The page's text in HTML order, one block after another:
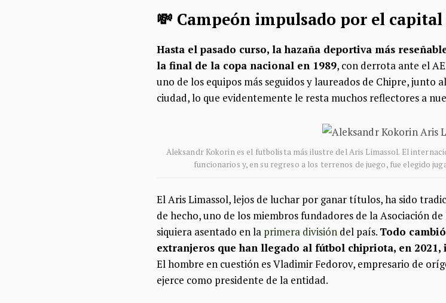
💸 Campeón impulsado por el
Hasta el pasado curso, la hazaña deportiva más
la final de la copa nacional en 1989, con derrota ante el
uno de los equipos más seguidos y laureados de Chipre, junto
ciudad, lo que evidentemente le resta muchos reflectores a
Aleksandr Kokorin es el futbolista más ilustre del Aris Limassol. El
funcionarios y, en su regreso a los terrenos de juego, fue elegido
El Aris Limassol, lejos de luchar por ganar títulos, ha sido
de hecho, uno de los miembros fundadores de la Asociación
siquiera asentado en la primera división del país. Todo
extranjeros que han llegado al fútbol chipriota, en 2021,
El hombre en cuestión es Vladimir Fedorov, empresario de
ejerce como presidente de la entidad.